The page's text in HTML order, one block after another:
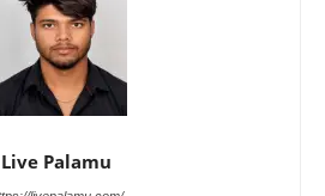
Live Palamu